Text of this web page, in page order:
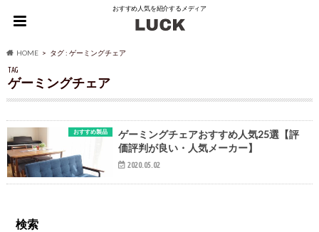
おすすめ人気を紹介するメディア
HOME タグ : ゲーミングチェア
TAG
ゲーミングチェア
おすすめ製品
ゲーミングチェアおすすめ人気25選【評
価評判が良い・人気メーカー】
2020.05.02
検索